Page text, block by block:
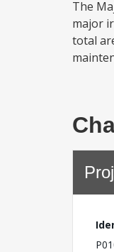
The
major
total